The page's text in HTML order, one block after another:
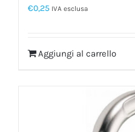
€0,25 IVA esclusa
Aggiungi al carrello